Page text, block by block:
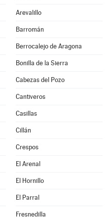
Arevalillo
Barromán
Berrocalejo de Aragona
Bonilla de la Sierra
Cabezas del Pozo
Cantiveros
Casillas
Cillán
Crespos
El Arenal
El Hornillo
El Parral
Fresnedilla